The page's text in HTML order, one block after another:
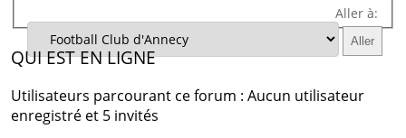
Aller à:
QUI EST EN LIGNE
Utilisateurs parcourant ce forum : Aucun utilisateur
enregistré et 5 invités